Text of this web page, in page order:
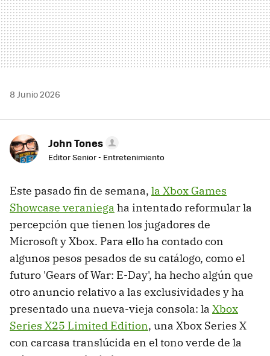
8 Junio 2026
John Tones
Editor Senior - Entretenimiento
Este pasado fin de semana, la Xbox Games
Showcase veraniega ha intentado reformular la
percepción que tienen los jugadores de
Microsoft y Xbox. Para ello ha contado con
algunos pesos pesados de su catálogo, como el
futuro 'Gears of War: E-Day', ha hecho algún que
otro anuncio relativo a las exclusividades y ha
presentado una nueva-vieja consola: la Xbox
Series X25 Limited Edition, una Xbox Series X
con carcasa translúcida en el tono verde de la